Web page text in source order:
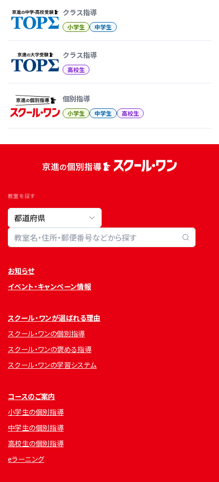
クラス指導
小学生 中学生
クラス指導
高校生
個別指導
小学生 中学生 高校生
教室を探す
教室検索
お知らせ
イベント・キャンペーン情報
スクール・ワンが選ばれる理由
スクール・ワンの個別指導
スクール・ワンの褒める指導
スクール・ワンの学習システム
コースのご案内
小学生の個別指導
中学生の個別指導
高校生の個別指導
eラーニング